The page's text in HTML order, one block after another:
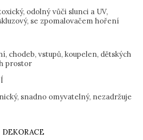
odolný vůči slunci a UV,
se zpomalovačem hoření
chodeb, vstupů, koupelen, dětských
prostor
snadno omyvatelný, nezadržuje
DEKORACE